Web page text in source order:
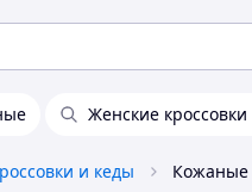
Женские
и кеды Кожаные